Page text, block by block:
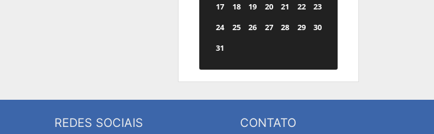
17
18 19 20 21 22
23
24
25 26 27 28 29
30
31
REDES SOCIAIS CONTATO